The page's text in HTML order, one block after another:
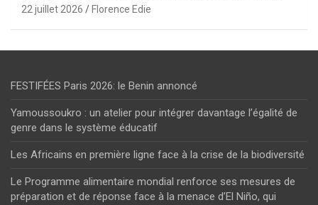
22 juillet 2026 Florence Edie
FESTIFÉES Paris 2026: le Benin annoncé
Yamoussoukro : un atelier pour intégrer davantage l’égalité de
genre dans le système éducatif
Les Africains en première ligne face à la crise de la biodiversité
Le Programme alimentaire mondial renforce ses mesures de
préparation et de réponse face à la menace d’El Niño, qui